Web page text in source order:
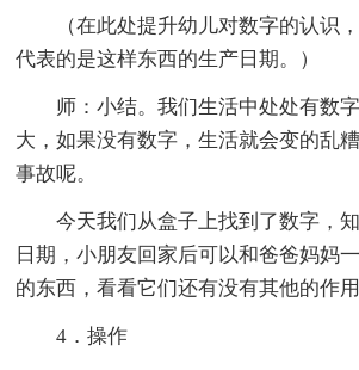
（在此处提升幼儿对数字的认识
代表的是这样东西的生产日期。）
师：小结。我们生活中处处有数
大，如果没有数字，生活就会变的乱
事故呢。
今天我们从盒子上找到了数字，
日期，小朋友回家后可以和爸爸妈妈
的东西，看看它们还有没有其他的作用
4．操作